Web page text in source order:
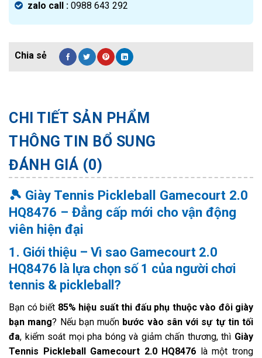
zalo call : 0988 643 292
CHI TIẾT SẢN PHẨM
THÔNG TIN BỔ SUNG
ĐÁNH GIÁ (0)
🎾 Giày Tennis Pickleball Gamecourt 2.0
HQ8476 – Đẳng cấp mới cho vận động
viên hiện đại
1. Giới thiệu – Vì sao Gamecourt 2.0
HQ8476 là lựa chọn số 1 của người chơi
tennis & pickleball?
Bạn có biết 85% hiệu suất thi đấu phụ thuộc vào đôi giày
bạn mang? Nếu bạn muốn bước vào sân với sự tự tin tối
đa, kiểm soát mọi pha bóng và giảm chấn thương, thì Giày
Tennis Pickleball Gamecourt 2.0 HQ8476 là một trong